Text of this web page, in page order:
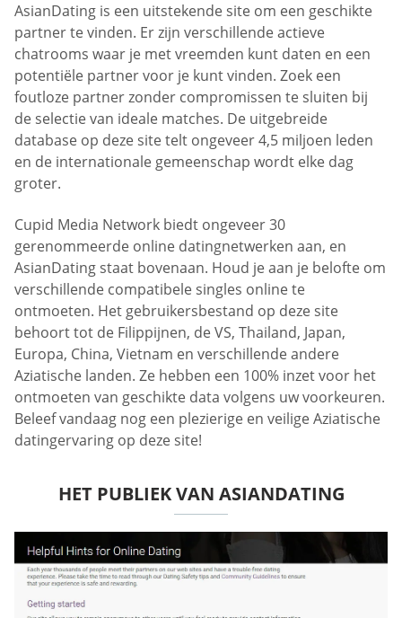
AsianDating is een uitstekende site om een geschikte
partner te vinden. Er zijn verschillende actieve
chatrooms waar je met vreemden kunt daten en een
potentiële partner voor je kunt vinden. Zoek een
foutloze partner zonder compromissen te sluiten bij
de selectie van ideale matches. De uitgebreide
database op deze site telt ongeveer 4,5 miljoen leden
en de internationale gemeenschap wordt elke dag
groter.
Cupid Media Network biedt ongeveer 30
gerenommeerde online datingnetwerken aan, en
AsianDating staat bovenaan. Houd je aan je belofte om
verschillende compatibele singles online te
ontmoeten. Het gebruikersbestand op deze site
behoort tot de Filippijnen, de VS, Thailand, Japan,
Europa, China, Vietnam en verschillende andere
Aziatische landen. Ze hebben een 100% inzet voor het
ontmoeten van geschikte data volgens uw voorkeuren.
Beleef vandaag nog een plezierige en veilige Aziatische
datingervaring op deze site!
HET PUBLIEK VAN ASIANDATING